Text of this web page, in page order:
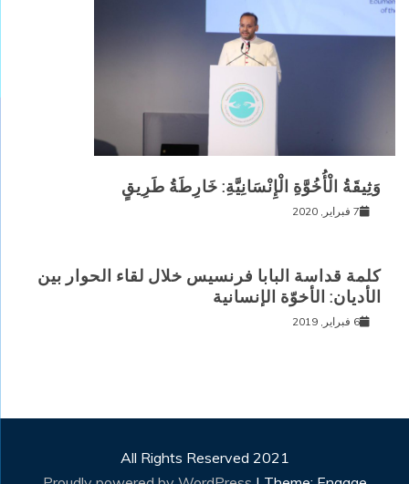
وَثِيقَةُ الْأُخُوَّةِ الْإِنْسَانِيَّةِ: خَارِطَةُ طَرِيقٍ
7 فبراير, 2020
كلمة قداسة البابا فرنسيس خلال لقاء الحوار بين
الأديان: الأخوّة الإنسانية
6 فبراير, 2019
All Rights Reserved 2021